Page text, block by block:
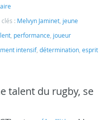
: Melvyn Jaminet, jeune
, performance, joueur
intensif, détermination, esprit
talent du rugby, se